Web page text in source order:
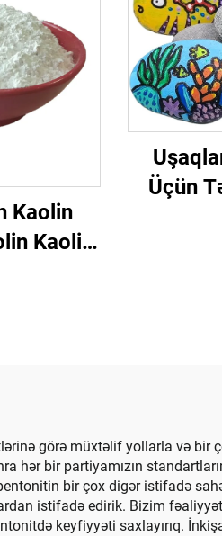
Kaolin
Kaolin
Üçün
görə müxtəlif yollarla və bir
hər bir partiyamızın
bir çox digər istifadə
istifadə edirik. Bizim
keyfiyyəti saxlayırıq.